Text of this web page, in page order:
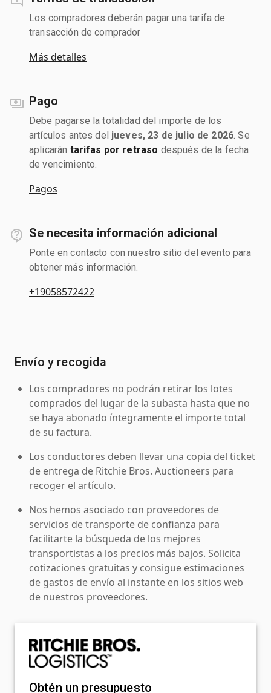
Los compradores deberán pagar una tarifa de
transacción de comprador
Más detalles
Pago
Debe pagarse la totalidad del importe de los
artículos antes del jueves, 23 de julio de 2026 . Se
aplicarán tarifas por retraso después de la fecha
de vencimiento.
Pagos
Se necesita información adicional
Ponte en contacto con nuestro sitio del evento para
obtener más información.
+19058572422
Envío y recogida
Los compradores no podrán retirar los lotes
comprados del lugar de la subasta hasta que no
se haya abonado íntegramente el importe total
de su factura.
Los conductores deben llevar una copia del ticket
de entrega de Ritchie Bros. Auctioneers para
recoger el artículo.
Nos hemos asociado con proveedores de
servicios de transporte de confianza para
facilitarte la búsqueda de los mejores
transportistas a los precios más bajos. Solicita
cotizaciones gratuitas y consigue estimaciones
de gastos de envío al instante en los sitios web
de nuestros proveedores.
Obtén un presupuesto